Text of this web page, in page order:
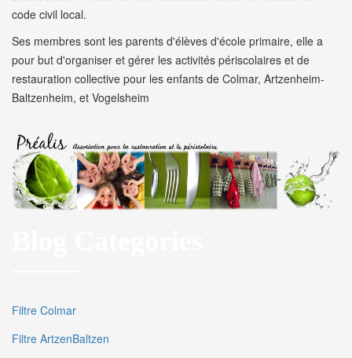
code civil local.
Ses membres sont les parents d'élèves d'école primaire, elle a
pour but d'organiser et gérer les activités périscolaires et de
restauration collective pour les enfants de Colmar, Artzenheim-
Baltzenheim, et Vogelsheim
Filtre Colmar
Filtre ArtzenBaltzen